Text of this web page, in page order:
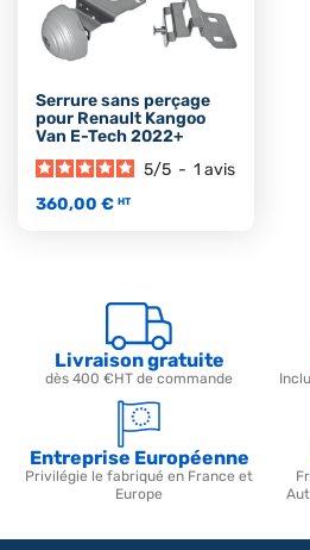
Serrure sans perçage
pour Renault Kangoo
Van E-Tech 2022+
5/5 - 1 avis
360,00 € HT
Livraison gratuite
dès 400 €HT de commande
Entreprise Européenne
Privilégie le fabriqué en France et
Europe